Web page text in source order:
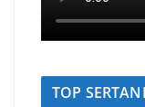
TOP